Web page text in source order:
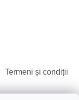
Termeni și condiții